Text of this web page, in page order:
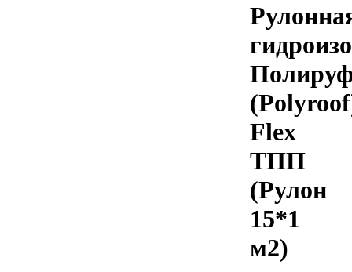
Flex
ТПП
(Рулон
15*1
м2)